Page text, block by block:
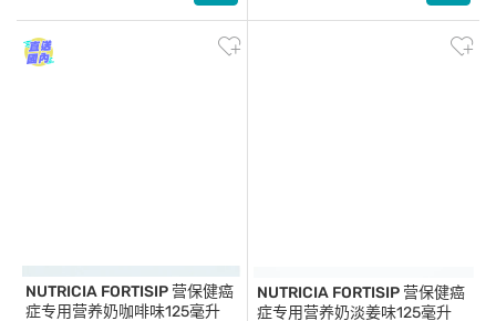
NUTRICIA FORTISIP营保健癌
症专用营养奶咖啡味125毫升
NUTRICIA FORTISIP营保健癌
症专用营养奶淡姜味125毫升